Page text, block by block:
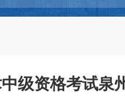
级资格考试泉